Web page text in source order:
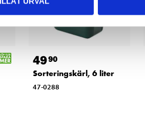
4990
Sorteringskärl, 6 liter
47-0288